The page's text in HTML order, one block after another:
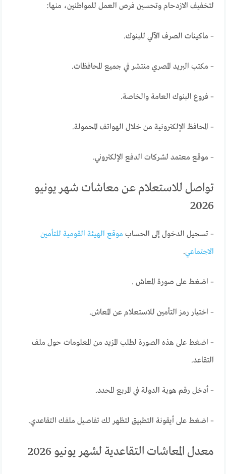
لتخفيف الازدحام وتحسين فرص العمل للمواطنين، منها:
– ماكينات الصرف الآلي للبنوك.
– مكتب البريد المصري منتشر في جميع المحافظات.
– فروع البنوك العامة والخاصة.
– المحافظ الإلكترونية من خلال الهواتف المحمولة.
– موقع معتمد لشركات الدفع الإلكتروني.
تواصل للاستعلام عن معاشات شهر يونيو
2026
– تسجيل الدخول إلى الحساب موقع الهيئة القومية للتأمين
الاجتماعي.
– اضغط على صورة المعاش .
– اختيار رمز التأمين للاستعلام عن المعاش.
– اضغط على هذه الصورة لطلب المزيد من المعلومات حول ملف
التقاعد.
– أدخل رقم هوية الدولة في المربع المحدد.
– اضغط على أيقونة التطبيق لتظهر لك تفاصيل ملفك التقاعدي.
معدل المعاشات التقاعدية لشهر يونيو 2026